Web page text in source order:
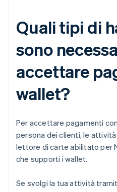
Quali tipi di
sono
accettare
wallet?
Per accettare pagamenti
persona dei clienti, le
lettore di carte abilitato per
che supporti i wallet.
Se svolgi la tua attività